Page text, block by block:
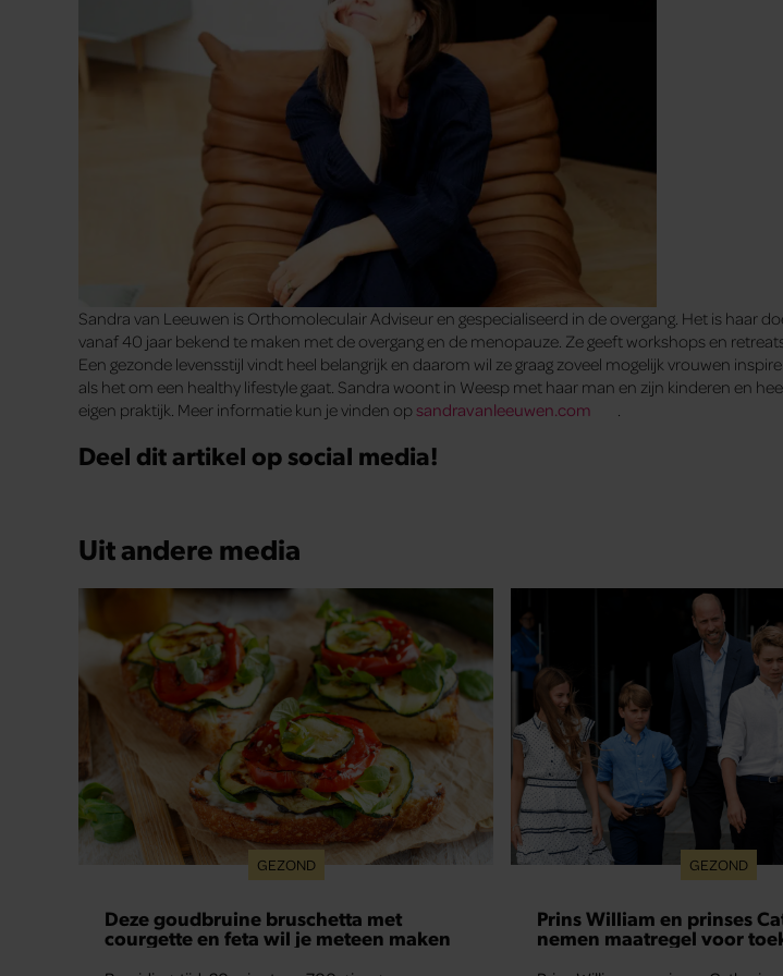
Sandra van Leeuwen is Orthomoleculair Adviseur en gespecialiseerd in de overgang. Het is haar
vanaf 40 jaar bekend te maken met de overgang en de menopauze. Ze geeft workshops en
Een gezonde levensstijl vindt heel belangrijk en daarom wil ze graag zoveel mogelijk vrouwen
als het om een healthy lifestyle gaat. Sandra woont in Weesp met haar man en zijn kinderen en
eigen praktijk. Meer informatie kun je vinden opsandravanleeuwen.com
Deel dit artikel op social media!
Uit andere media
GEZOND
Deze goudbruine bruschetta met
courgette en feta wil je meteen maken
GEZOND
Prins William en prinses
nemen maatregel voor